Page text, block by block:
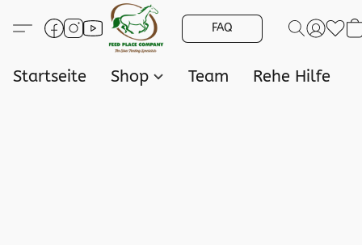
FAQ
Startseite Shop Team Rehe Hilfe